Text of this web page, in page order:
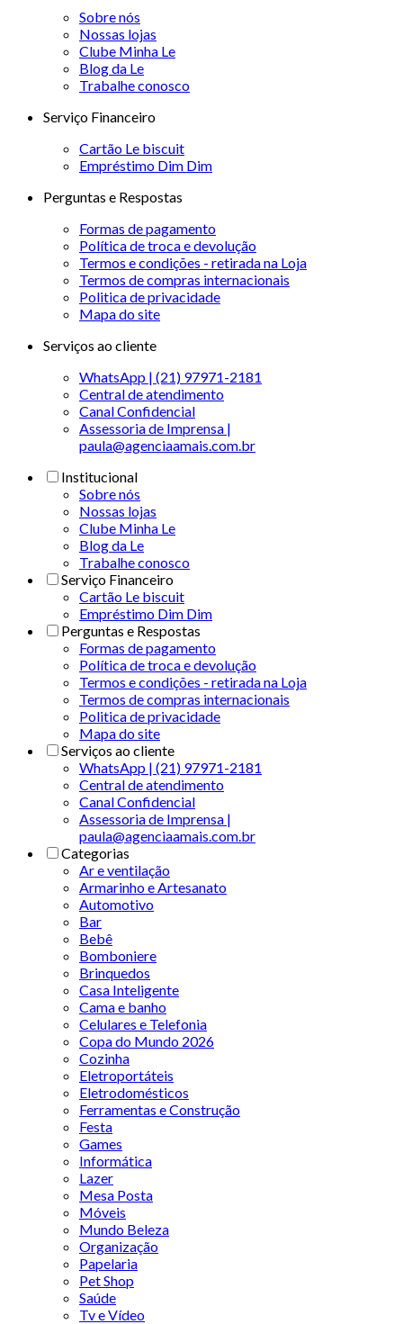
Sobre nós
Nossas lojas
Clube Minha Le
Blog da Le
Trabalhe conosco
Serviço Financeiro
Cartão Le biscuit
Empréstimo Dim Dim
Perguntas e Respostas
Formas de pagamento
Política de troca e devolução
Termos e condições - retirada na Loja
Termos de compras internacionais
Politica de privacidade
Mapa do site
Serviços ao cliente
WhatsApp | (21) 97971-2181
Central de atendimento
Canal Confidencial
Assessoria de Imprensa |
paula@agenciaamais.com.br
Institucional
Sobre nós
Nossas lojas
Clube Minha Le
Blog da Le
Trabalhe conosco
Serviço Financeiro
Cartão Le biscuit
Empréstimo Dim Dim
Perguntas e Respostas
Formas de pagamento
Política de troca e devolução
Termos e condições - retirada na Loja
Termos de compras internacionais
Politica de privacidade
Mapa do site
Serviços ao cliente
WhatsApp | (21) 97971-2181
Central de atendimento
Canal Confidencial
Assessoria de Imprensa |
paula@agenciaamais.com.br
Categorias
Ar e ventilação
Armarinho e Artesanato
Automotivo
Bar
Bebê
Bomboniere
Brinquedos
Casa Inteligente
Cama e banho
Celulares e Telefonia
Copa do Mundo 2026
Cozinha
Eletroportáteis
Eletrodomésticos
Ferramentas e Construção
Festa
Games
Informática
Lazer
Mesa Posta
Móveis
Mundo Beleza
Organização
Papelaria
Pet Shop
Saúde
Tv e Vídeo